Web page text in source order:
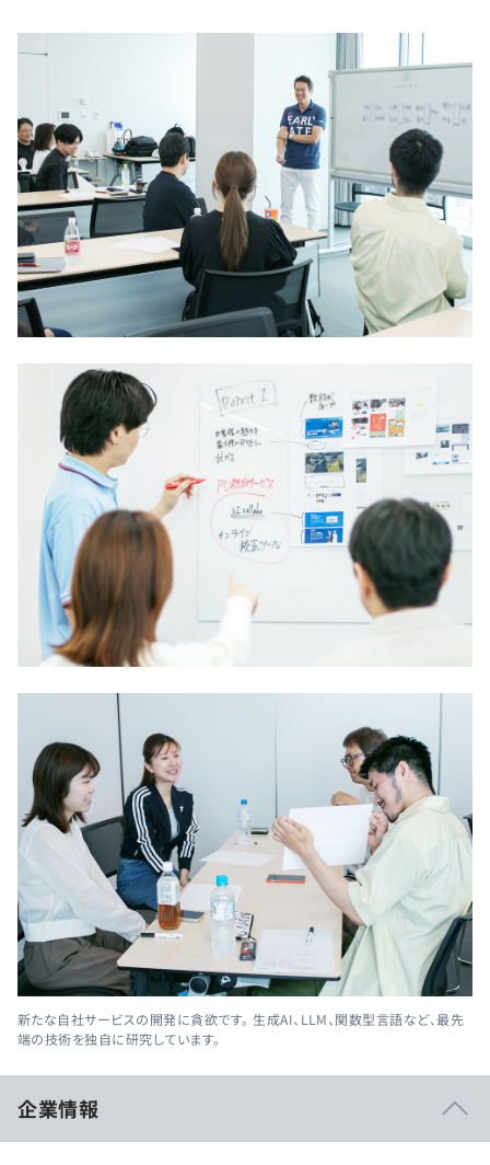
新たな自社サービスの開発に貪欲です。 生成AI、LLM、関数型言語など、最先
端の技術を独自に研究しています。
企業情報